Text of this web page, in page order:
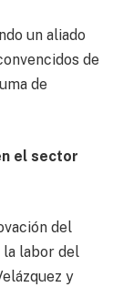
un aliado
de
de
el sector
del
la labor del
y